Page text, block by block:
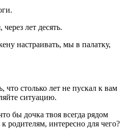
лет десять.
настраивать, мы в палатку,
столько лет не пускал к вам
ситуацию.
бы дочка твоя всегда рядом
родителям, интересно для чего?